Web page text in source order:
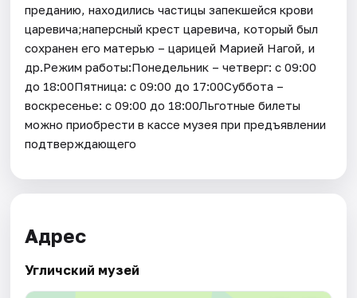
преданию, находились частицы запекшейся крови
царевича;наперсный крест царевича, который был
сохранен его матерью – царицей Марией Нагой, и
др.Режим работы:Понедельник – четверг: с 09:00
до 18:00Пятница: с 09:00 до 17:00Суббота –
воскресенье: с 09:00 до 18:00Льготные билеты
можно приобрести в кассе музея при предъявлении
подтверждающего
Адрес
Угличский музей